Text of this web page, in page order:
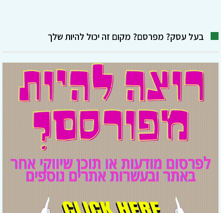
בעל עסק? מפרסם? מקום זה יכול להיות שלך